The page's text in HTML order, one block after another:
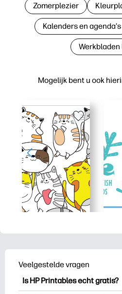
Mogelijk bent u ook
Zomerplezier
Kalenders en agenda's
Werkbladen
Veelgestelde vragen
Is HP Printables echt gratis?